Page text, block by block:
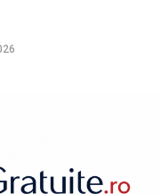
controlat, nu
s-a orientat spre
protecție